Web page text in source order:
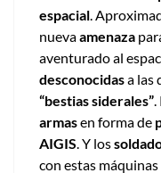
espacial.
nuevaamenaza
aventurado al
desconocidasa las
“bestias siderales”.
armasen forma de
AIGIS. Y los
con estas